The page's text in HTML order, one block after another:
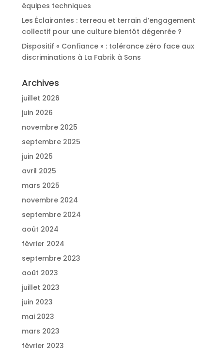
équipes techniques
Les Éclairantes : terreau et terrain d’engagement
collectif pour une culture bientôt dégenrée ?
Dispositif « Confiance » : tolérance zéro face aux
discriminations à La Fabrik à Sons
Archives
juillet 2026
juin 2026
novembre 2025
septembre 2025
juin 2025
avril 2025
mars 2025
novembre 2024
septembre 2024
août 2024
février 2024
septembre 2023
août 2023
juillet 2023
juin 2023
mai 2023
mars 2023
février 2023